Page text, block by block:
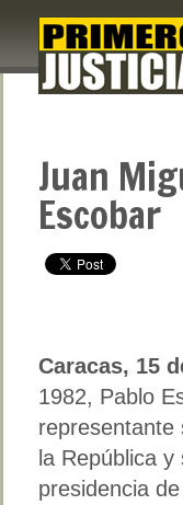
Juan
Escobar
Caracas, 15
1982, Pablo
representante
la República
presidencia